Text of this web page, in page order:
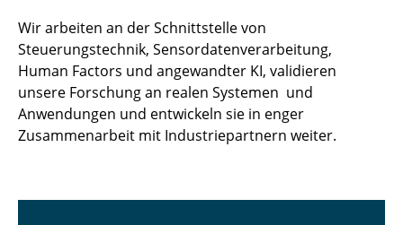
Wir arbeiten an der Schnittstelle von
Steuerungstechnik, Sensordatenverarbeitung,
Human Factors und angewandter KI, validieren
unsere Forschung an realen Systemen und
Anwendungen und entwickeln sie in enger
Zusammenarbeit mit Industriepartnern weiter.